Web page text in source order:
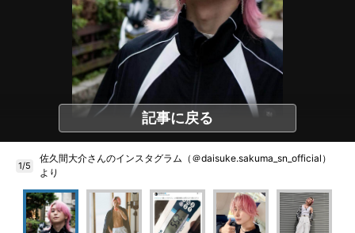
記事に戻る
1/5
佐久間大介さんのインスタグラム（＠daisuke.sakuma_sn_official）
より